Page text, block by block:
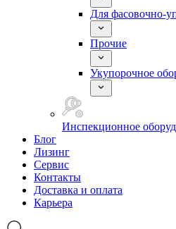
Для фасовочно-
Прочие
Укупорочное
Инспекционное
Блог
Лизинг
Сервис
Контакты
Доставка и оплата
Карьера